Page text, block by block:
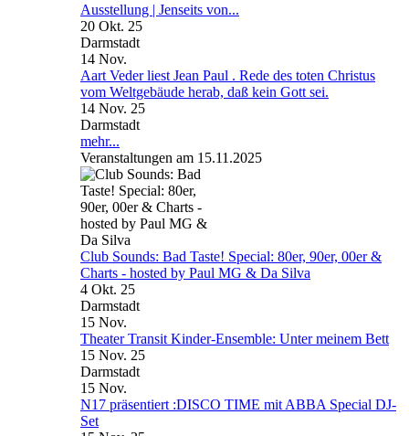
Ausstellung | Jenseits von...
20 Okt. 25
Darmstadt
14 Nov.
Aart Veder liest Jean Paul . Rede des toten Christus
vom Weltgebäude herab, daß kein Gott sei.
14 Nov. 25
Darmstadt
mehr...
Veranstaltungen am 15.11.2025
Club Sounds: Bad Taste! Special: 80er, 90er, 00er &
Charts - hosted by Paul MG & Da Silva
4 Okt. 25
Darmstadt
15 Nov.
Theater Transit Kinder-Ensemble: Unter meinem Bett
15 Nov. 25
Darmstadt
15 Nov.
N17 präsentiert :DISCO TIME mit ABBA Special DJ-
Set